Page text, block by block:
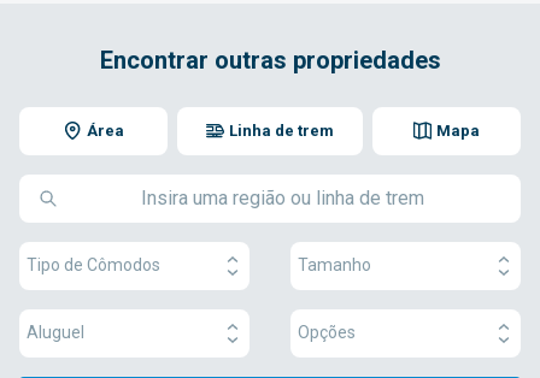
Encontrar outras propriedades
Área Mapa
Linha de trem
Tipo de Cômodos Tamanho
Aluguel Opções